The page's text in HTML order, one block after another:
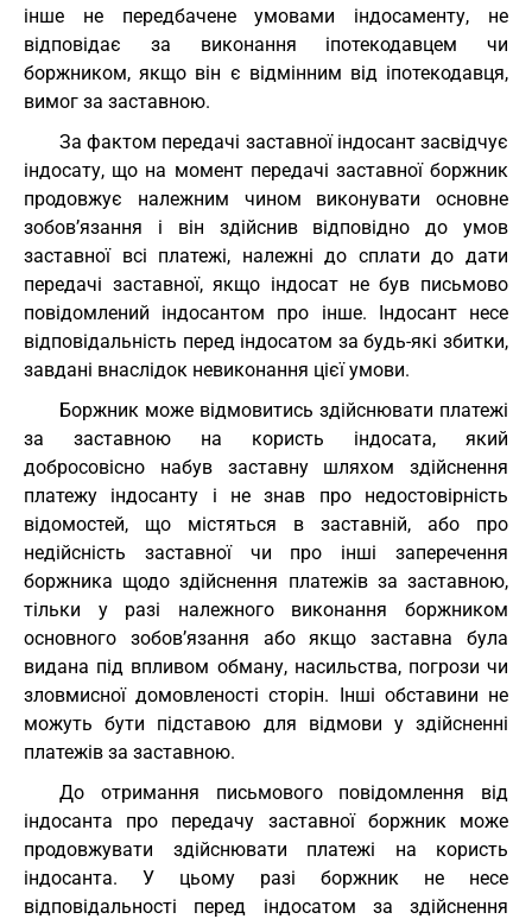
інше не передбачене умовами індосаменту, не
відповідає за виконання іпотекодавцем чи
боржником, якщо він є відмінним від іпотекодавця,
вимог за заставною.
За фактом передачі заставної індосант засвідчує
індосату, що на момент передачі заставної боржник
продовжує належним чином виконувати основне
зобов’язання і він здійснив відповідно до умов
заставної всі платежі, належні до сплати до дати
передачі заставної, якщо індосат не був письмово
повідомлений індосантом про інше. Індосант несе
відповідальність перед індосатом за будь-які збитки,
завдані внаслідок невиконання цієї умови.
Боржник може відмовитись здійснювати платежі
за заставною на користь індосата, який
добросовісно набув заставну шляхом здійснення
платежу індосанту і не знав про недостовірність
відомостей, що містяться в заставній, або про
недійсність заставної чи про інші заперечення
боржника щодо здійснення платежів за заставною,
тільки у разі належного виконання боржником
основного зобов’язання або якщо заставна була
видана під впливом обману, насильства, погрози чи
зловмисної домовленості сторін. Інші обставини не
можуть бути підставою для відмови у здійсненні
платежів за заставною.
До отримання письмового повідомлення від
індосанта про передачу заставної боржник може
продовжувати здійснювати платежі на користь
індосанта. У цьому разі боржник не несе
відповідальності перед індосатом за здійснення